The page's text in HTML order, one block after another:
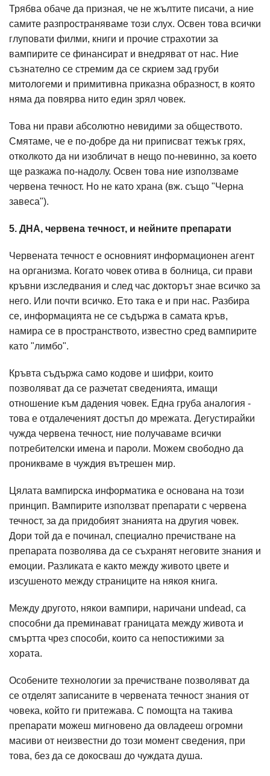
Трябва обаче да призная, че не жълтите писачи, а ние
самите разпространяваме този слух. Освен това всички
глуповати филми, книги и прочие страхотии за
вампирите се финансират и внедряват от нас. Ние
съзнателно се стремим да се скрием зад груби
митологеми и примитивна приказна образност, в която
няма да повярва нито един зрял човек.
Това ни прави абсолютно невидими за обществото.
Смятаме, че е по-добре да ни приписват тежък грях,
отколкото да ни изобличат в нещо по-невинно, за което
ще разкажа по-надолу. Освен това ние използваме
червена течност. Но не като храна (вж. също "Черна
завеса").
5. ДНА, червена течност, и нейните препарати
Червената течност е основният информационен агент
на организма. Когато човек отива в болница, си прави
кръвни изследвания и след час докторът знае всичко за
него. Или почти всичко. Ето така е и при нас. Разбира
се, информацията не се съдържа в самата кръв,
намира се в пространството, известно сред вампирите
като "лимбо".
Кръвта съдържа само кодове и шифри, които
позволяват да се разчетат сведенията, имащи
отношение към дадения човек. Една груба аналогия -
това е отдалеченият достъп до мрежата. Дегустирайки
чужда червена течност, ние получаваме всички
потребителски имена и пароли. Можем свободно да
проникваме в чуждия вътрешен мир.
Цялата вампирска информатика е основана на този
принцип. Вампирите използват препарати с червена
течност, за да придобият знанията на другия човек.
Дори той да е починал, специално пречистване на
препарата позволява да се съхранят неговите знания и
емоции. Разликата е както между живото цвете и
изсушеното между страниците на някоя книга.
Между другото, някои вампири, наричани undead, са
способни да преминават границата между живота и
смъртта чрез способи, които са непостижими за
хората.
Особените технологии за пречистване позволяват да
се отделят записаните в червената течност знания от
човека, който ги притежава. С помощта на такива
препарати можеш мигновено да овладееш огромни
масиви от неизвестни до този момент сведения, при
това, без да се докосваш до чуждата душа.